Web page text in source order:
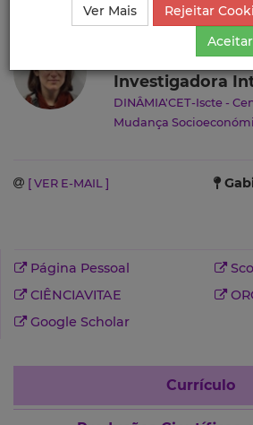
Ciência_Iscte Autores Catarina
Catarina Ruivo
Investigadora
DINÂMIA'CET-Iscte -
Mudança
[ VER E-MAIL ]
Página Pessoal
CIÊNCIAVITAE
Google Scholar
Currículo
Ver Mais
Rejeitar